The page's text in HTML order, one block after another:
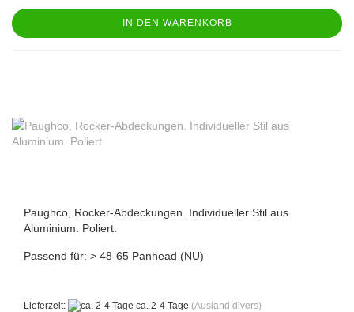
IN DEN WARENKORB
Paughco, Rocker-Abdeckungen. Individueller Stil aus
Aluminium. Poliert.
Passend für: > 48-65 Panhead (NU)
Lieferzeit: ca. 2-4 Tage (Ausland divers)